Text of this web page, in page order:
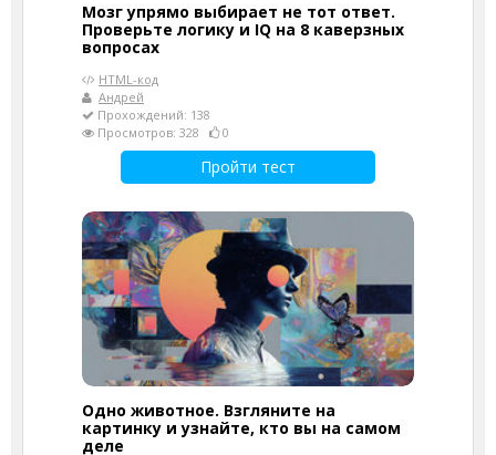
Мозг упрямо выбирает не тот ответ.
Проверьте логику и IQ на 8 каверзных
вопросах
HTML-код
Андрей
Прохождений: 138
Просмотров: 328
0
Пройти тест
Одно животное. Взгляните на
картинку и узнайте, кто вы на самом
деле